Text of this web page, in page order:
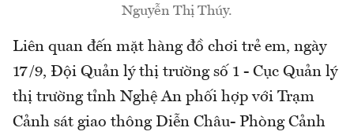
Nguyễn Thị Thúy.
Liên quan đến mặt hàng đồ chơi trẻ em, ngày
17/9, Đội Quản lý thị trường số 1 - Cục Quản lý
thị trường tỉnh Nghệ An phối hợp với Trạm
Cảnh sát giao thông Diễn Châu- Phòng Cảnh